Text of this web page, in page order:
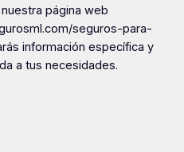
página web
seguros-para-
información específica y
a tus necesidades.